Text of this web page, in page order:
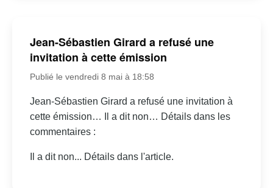
Jean-Sébastien Girard a refusé une
invitation à cette émission
Publié le vendredi 8 mai à 18:58
Jean-Sébastien Girard a refusé une invitation à
cette émission… Il a dit non… Détails dans les
commentaires :
Il a dit non... Détails dans l'article.